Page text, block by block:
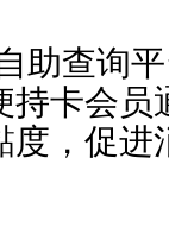
助查询
持卡会
度，促进